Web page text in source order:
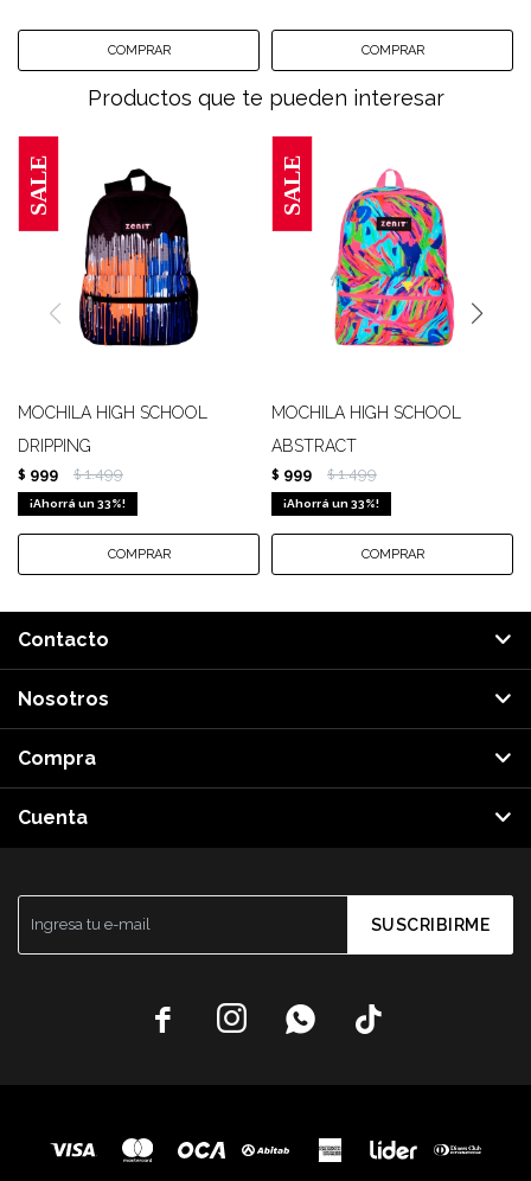
Productos que te pueden interesar
MOCHILA HIGH SCHOOL
DRIPPING
$ 999 $ 1.499
33
MOCHILA HIGH SCHOOL
ABSTRACT
$ 999 $ 1.499
33
SUSCRIBIRME
   
Contacto
Nosotros
Compra
Cuenta